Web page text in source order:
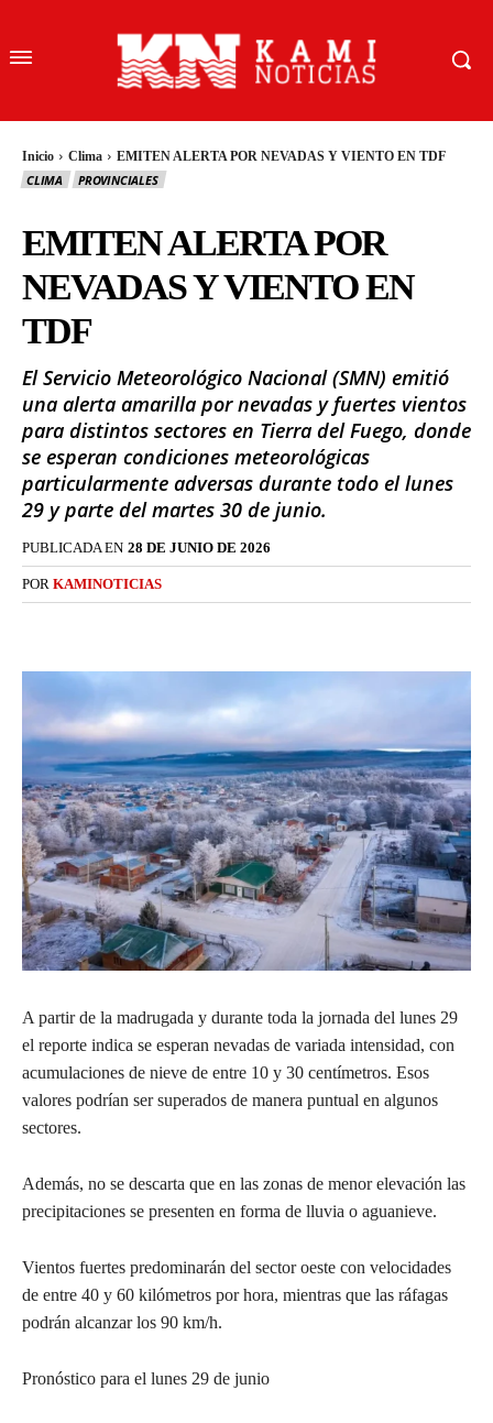
Inicio Clima EMITEN ALERTA POR NEVADAS Y VIENTO EN TDF
CLIMA PROVINCIALES
EMITEN ALERTA POR
NEVADAS Y VIENTO EN
TDF
El Servicio Meteorológico Nacional (SMN) emitió
una alerta amarilla por nevadas y fuertes vientos
para distintos sectores en Tierra del Fuego, donde
se esperan condiciones meteorológicas
particularmente adversas durante todo el lunes
29 y parte del martes 30 de junio.
PUBLICADA EN 28 DE JUNIO DE 2026
POR KAMINOTICIAS
A partir de la madrugada y durante toda la jornada del lunes 29
el reporte indica se esperan nevadas de variada intensidad, con
acumulaciones de nieve de entre 10 y 30 centímetros. Esos
valores podrían ser superados de manera puntual en algunos
sectores.
Además, no se descarta que en las zonas de menor elevación las
precipitaciones se presenten en forma de lluvia o aguanieve.
Vientos fuertes predominarán del sector oeste con velocidades
de entre 40 y 60 kilómetros por hora, mientras que las ráfagas
podrán alcanzar los 90 km/h.
Pronóstico para el lunes 29 de junio